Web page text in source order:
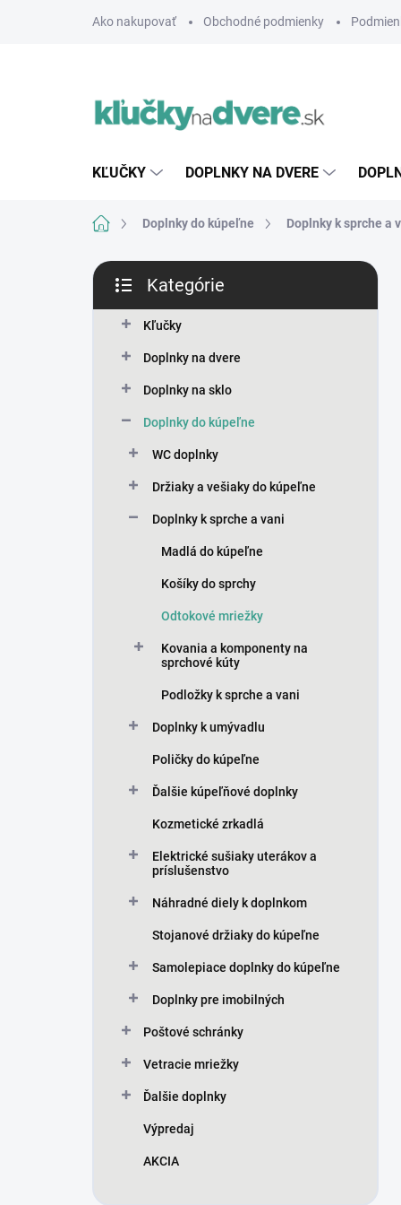
Ako nakupovať Obchodné podmienky
KĽUČKY DOPLNKY NA DVERE
DomovDoplnky do kúpeľne Doplnky k sprche a
B
č
kategórie
Kategórie
Kľučky
Doplnky na dvere
Doplnky na sklo
Doplnky do kúpeľne
WC doplnky
Držiaky a vešiaky do kúpeľne
Doplnky k sprche a vani
Madlá do kúpeľne
Košíky do sprchy
Odtokové mriežky
Kovania a komponenty na
sprchové kúty
Podložky k sprche a vani
Doplnky k umývadlu
Poličky do kúpeľne
Ďalšie kúpeľňové doplnky
Kozmetické zrkadlá
Elektrické sušiaky uterákov a
príslušenstvo
Náhradné diely k doplnkom
Stojanové držiaky do kúpeľne
Samolepiace doplnky do kúpeľne
Doplnky pre imobilných
Poštové schránky
Vetracie mriežky
Ďalšie doplnky
Výpredaj
AKCIA